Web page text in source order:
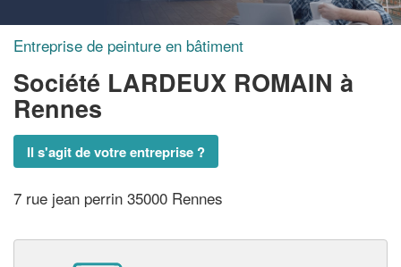
Entreprise de peinture en bâtiment
Société LARDEUX ROMAIN à
Rennes
Il s'agit de votre entreprise ?
7 rue jean perrin 35000 Rennes